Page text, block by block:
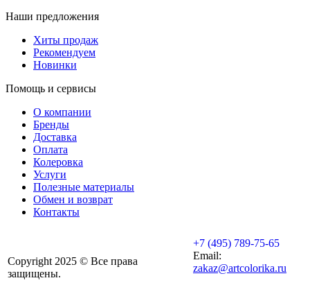
Наши предложения
Хиты продаж
Рекомендуем
Новинки
Помощь и сервисы
О компании
Бренды
Доставка
Оплата
Колеровка
Услуги
Полезные материалы
Обмен и возврат
Контакты
Copyright 2025 © Все права
защищены.
+7 (495) 789-75-65
Email:
zakaz@artcolorika.ru